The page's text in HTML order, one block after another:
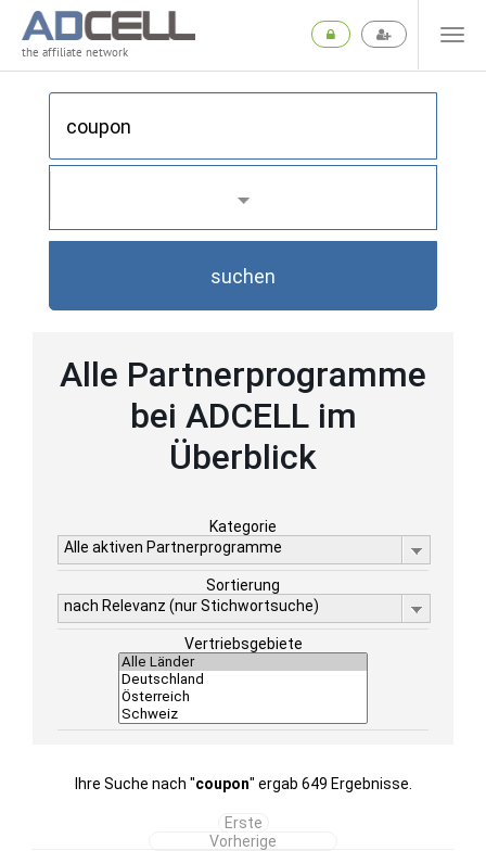
the affiliate network
suchen
Alle Partnerprogramme
bei ADCELL im
Überblick
Kategorie
Alle aktiven Partnerprogramme
Sortierung
nach Relevanz (nur Stichwortsuche)
Vertriebsgebiete
Ihre Suche nach "coupon" ergab 649 Ergebnisse.
Erste
Vorherige